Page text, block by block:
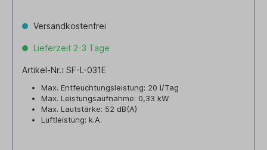
Versandkostenfrei
Lieferzeit 2-3 Tage
Artikel-Nr.: SF-L-031E
Max. Entfeuchtungsleistung: 20 l/Tag
Max. Leistungsaufnahme: 0,33 kW
Max. Lautstärke: 52 dB(A)
Luftleistung: k.A.